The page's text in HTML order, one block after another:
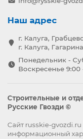
Наш адрес
г. Калуга,
г. Калуга,
Понедельник -
Воскресенье 9:00
Строительные и
Русские Гвозди ©
Сайт russkie-
информационный